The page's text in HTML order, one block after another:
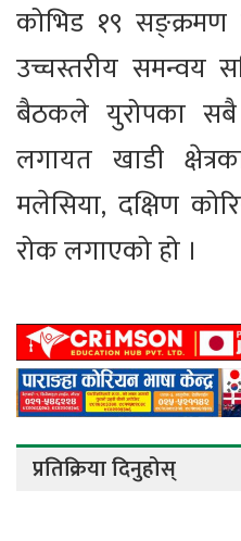
कोभिड १९ सङ्क्रमण
उच्चस्तरीय समन्वय
बैठकले युरोपका सबै
लगायत खाडी
मलेसिया, दक्षिण
रोक लगाएको हो ।
प्रतिक्रिया दिनुहोस्